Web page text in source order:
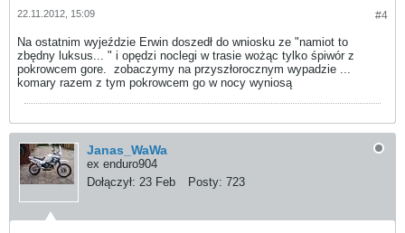
#4
22.11.2012, 15:09
Na ostatnim wyjeździe Erwin doszedł do wniosku ze "namiot to
zbędny luksus... " i opędzi noclegi w trasie wożąc tylko śpiwór z
pokrowcem gore. zobaczymy na przyszłorocznym wypadzie ...
komary razem z tym pokrowcem go w nocy wyniosą
Janas_WaWa
ex enduro904
Dołączył: 23 Feb Posty: 723